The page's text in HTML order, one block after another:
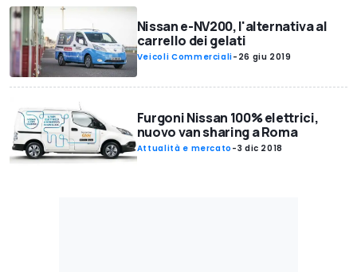
Nissan e-NV200, l'alternativa al
carrello dei gelati
Veicoli Commerciali- 26 giu 2019
Furgoni Nissan 100% elettrici,
nuovo van sharing a Roma
Attualità e mercato -3 dic 2018